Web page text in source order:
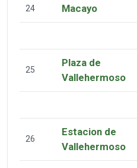
24 Macayo
25
Plaza de
Vallehermoso
26
Estacion de
Vallehermoso